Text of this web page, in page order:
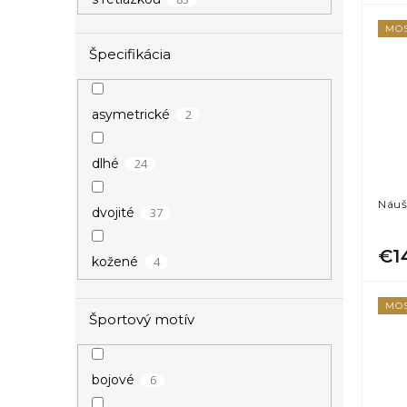
35-45 cm 1
60 cm
59,5 cm
55,5 cm
55 cm 2
50 cm 1
44,5-50 cm (predlžovacia
retiazka)
Špecifikácia
asymetrické 2
dlhé 24
dvojité 37
kožené 4
masívne
naležato
Športový motív
bojové 6